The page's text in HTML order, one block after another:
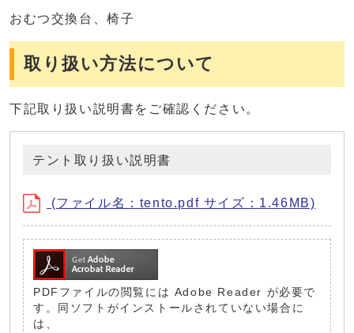
おむつ交換台、椅子
取り扱い方法について
下記取り扱い説明書をご確認ください。
テント取り扱い説明書
(ファイル名：tento.pdf サイズ：1.46MB)
PDFファイルの閲覧には Adobe Reader が必要で
す。同ソフトがインストールされていない場合に
は、